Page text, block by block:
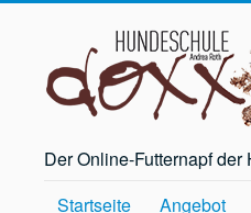
Der Online-Futternapf
Startseite
Angebot